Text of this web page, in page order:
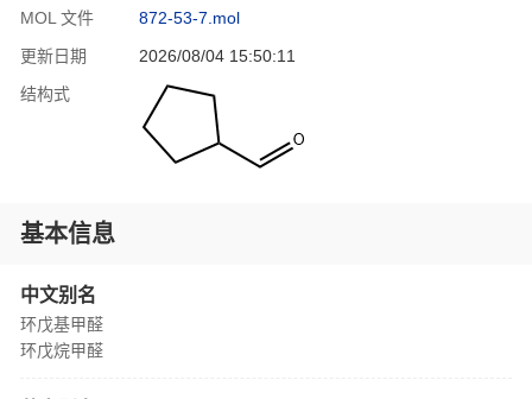
MOL 文件
872-53-7.mol
更新日期
2026/08/04 15:50:11
结构式
基本信息
中文别名
环戊基甲醛
环戊烷甲醛